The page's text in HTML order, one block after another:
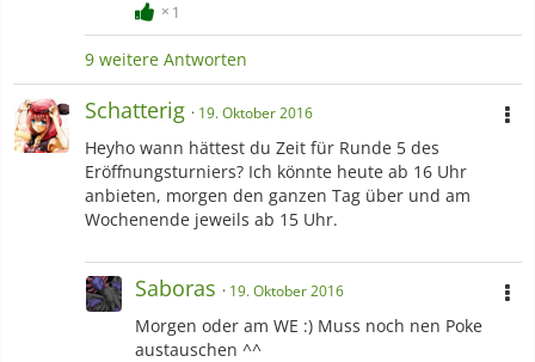
1
9 weitere Antworten
Schatterig 19. Oktober 2016
Heyho wann hättest du Zeit für Runde 5 des
Eröffnungsturniers? Ich könnte heute ab 16 Uhr
anbieten, morgen den ganzen Tag über und am
Wochenende jeweils ab 15 Uhr.
Saboras 19. Oktober 2016
Morgen oder am WE :) Muss noch nen Poke
austauschen ^^